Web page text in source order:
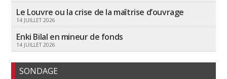
Le Louvre ou la crise de la maîtrise d’ouvrage
14 JUILLET 2026
Enki Bilal en mineur de fonds
14 JUILLET 2026
SONDAGE